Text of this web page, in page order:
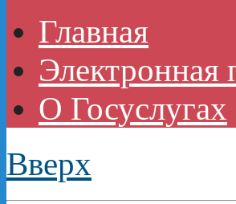
Главная
Электронная
О Госуслугах
Вверх